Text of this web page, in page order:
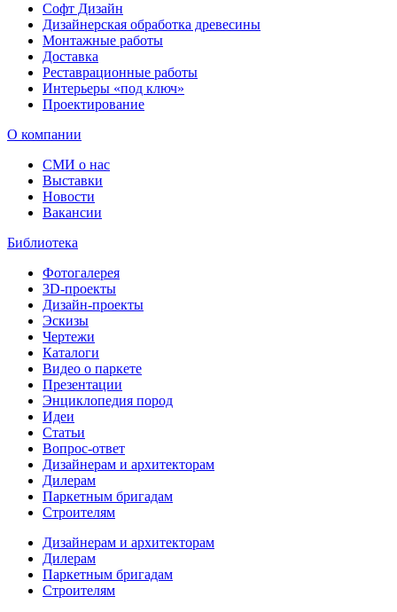
Софт Дизайн
Дизайнерская обработка древесины
Монтажные работы
Доставка
Реставрационные работы
Интерьеры «под ключ»
Проектирование
О компании
СМИ о нас
Выставки
Новости
Вакансии
Библиотека
Фотогалерея
3D-проекты
Дизайн-проекты
Эскизы
Чертежи
Каталоги
Видео о паркете
Презентации
Энциклопедия пород
Идеи
Статьи
Вопрос-ответ
Дизайнерам и архитекторам
Дилерам
Паркетным бригадам
Строителям
Дизайнерам и архитекторам
Дилерам
Паркетным бригадам
Строителям